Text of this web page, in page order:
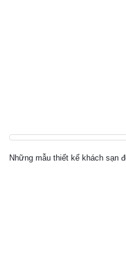
Những mẫu thiết kế khách sạn